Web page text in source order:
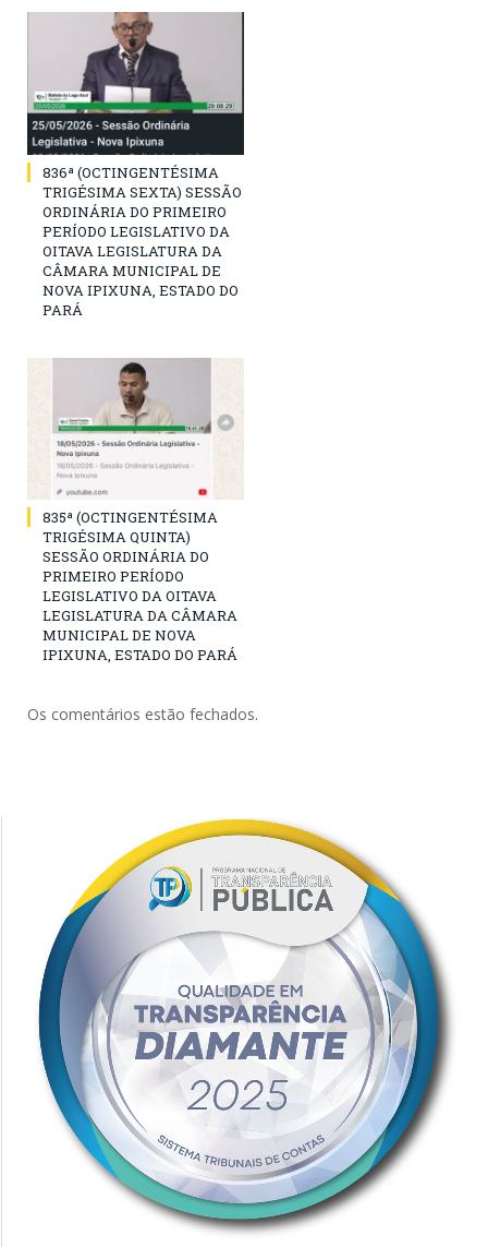
836ª (OCTINGENTÉSIMA
TRIGÉSIMA SEXTA) SESSÃO
ORDINÁRIA DO PRIMEIRO
PERÍODO LEGISLATIVO DA
OITAVA LEGISLATURA DA
CÂMARA MUNICIPAL DE
NOVA IPIXUNA, ESTADO DO
PARÁ
835ª (OCTINGENTÉSIMA
TRIGÉSIMA QUINTA)
SESSÃO ORDINÁRIA DO
PRIMEIRO PERÍODO
LEGISLATIVO DA OITAVA
LEGISLATURA DA CÂMARA
MUNICIPAL DE NOVA
IPIXUNA, ESTADO DO PARÁ
Os comentários estão fechados.